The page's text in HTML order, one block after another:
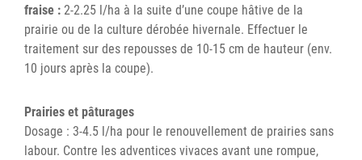
fraise : 2-2.25 l/ha à la suite d’une coupe hâtive de la
prairie ou de la culture dérobée hivernale. Effectuer le
traitement sur des repousses de 10-15 cm de hauteur (env.
10 jours après la coupe).
Prairies et pâturages
Dosage : 3-4.5 l/ha pour le renouvellement de prairies sans
labour. Contre les adventices vivaces avant une rompue,